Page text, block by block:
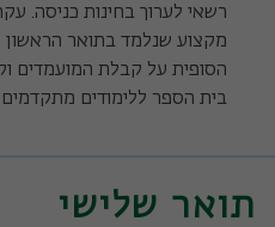
רשאי לערוך בחינות כניסה.
מקצוע שנלמד בתואר
הסופית על קבלת המועמדים
בית הספר ללימודים מתקדמים.
תואר שלישי